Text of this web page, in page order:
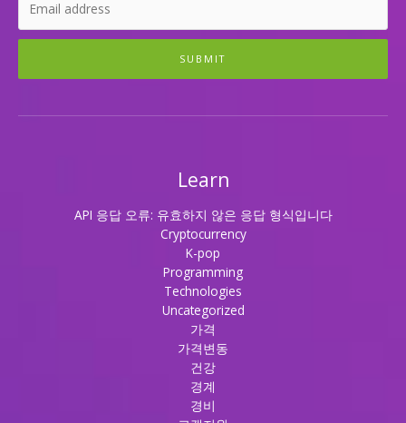
SUBMIT
Learn
API 응답 오류: 유효하지 않은 응답 형식입니다
Cryptocurrency
K-pop
Programming
Technologies
Uncategorized
가격
가격변동
건강
경계
경비